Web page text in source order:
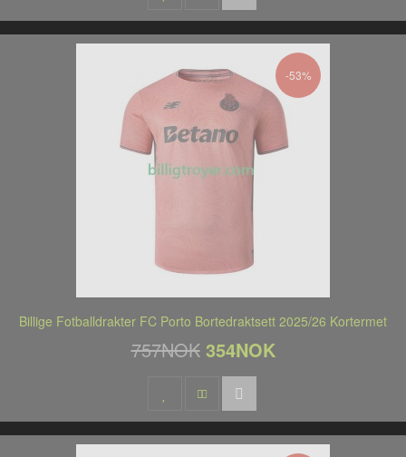
-53%
Billige Fotballdrakter FC Porto Bortedraktsett 2025/26 Kortermet
757NOK 354NOK